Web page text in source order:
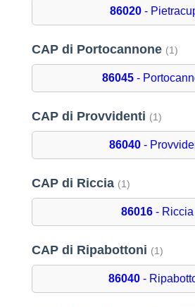
86020 -
CAP di Portocannone (1)
86045-
CAP di Provvidenti (1)
86040-
CAP di Riccia (1)
86016 - Riccia
CAP di Ripabottoni (1)
86040-